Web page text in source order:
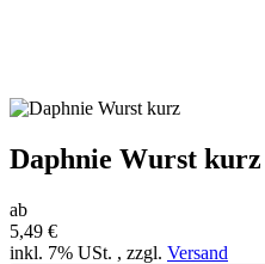
Daphnie Wurst kurz
ab
5,49 €
inkl. 7% USt. , zzgl. Versand